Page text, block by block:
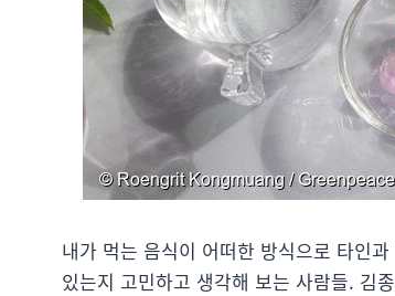
내가 먹는 음식이 어떠한 방식으로 타인
있는지 고민하고 생각해 보는 사람들. 김